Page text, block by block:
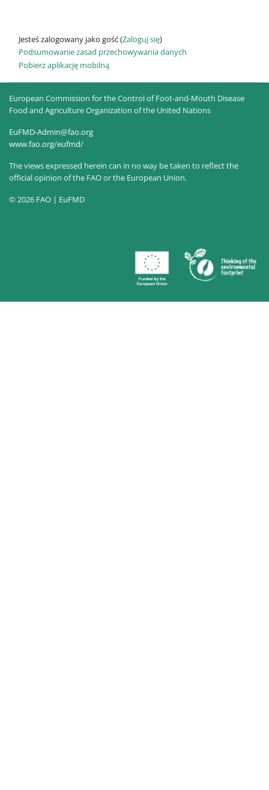
Jesteś zalogowany jako gość (Zaloguj się)
Podsumowanie zasad przechowywania danych
Pobierz aplikację mobilną
European Commission for the Control of Foot-and-Mouth Disease
Food and Agriculture Organization of the United Nations
EuFMD-Admin@fao.org
www.fao.org/eufmd/
The views expressed herein can in no way be taken to reflect the
official opinion of the FAO or the European Union.
© 2026 FAO | EuFMD